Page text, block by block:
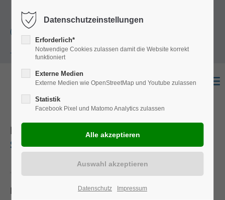
+49
(0)251 322 631
- 0
FAHRZEUGBAU
SERVICE
Eine Panne, ein Unfall oder eine zu erfüllende
Datenschutzeinstellungen
Erforderlich*
Notwendige Cookies zulassen damit die Website korrekt
funktioniert
Externe Medien
Externe Medien wie OpenStreetMap und Youtube zulassen
Statistik
Facebook Pixel und Matomo Analytics zulassen
Datenschutz Impressum